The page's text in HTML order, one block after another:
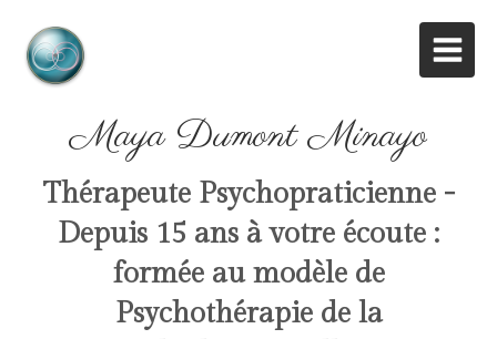
Maya Dumont Minayo
Thérapeute Psychopraticienne -
Depuis 15 ans à votre écoute :
formée au modèle de
Psychothérapie de la